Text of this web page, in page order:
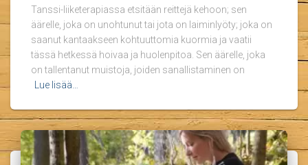
Tanssi-liiketerapiassa etsitään reittejä kehoon; sen
äärelle, joka on unohtunut tai jota on laiminlyöty; joka on
saanut kantaakseen kohtuuttomia kuormia ja vaatii
tässä hetkessä hoivaa ja huolenpitoa. Sen äärelle, joka
on tallentanut muistoja, joiden sanallistaminen on
Lue lisää…